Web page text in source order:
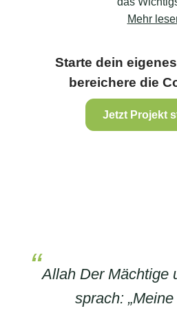
Mehr
Starte dein
bereichere die
Jetzt Projekt
Allah Der Mächtige
sprach: